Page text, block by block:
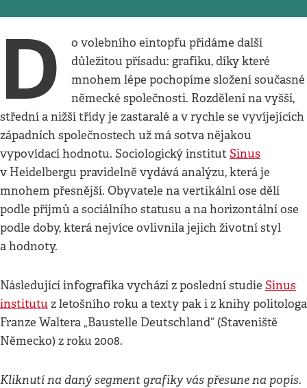
D
o volebního eintopfu přidáme další
důležitou přísadu: grafiku, díky které
mnohem lépe pochopíme složení současné
německé společnosti. Rozdělení na vyšší,
střední a nižší třídy je zastaralé a v rychle se vyvíjejících
západních společnostech už má sotva nějakou
vypovídací hodnotu. Sociologický institut Sinus
v Heidelbergu pravidelně vydává analýzu, která je
mnohem přesnější. Obyvatele na vertikální ose dělí
podle příjmů a sociálního statusu a na horizontální ose
podle doby, která nejvíce ovlivnila jejich životní styl
a hodnoty.
Následující infografika vychází z poslední studie Sinus
institutu z letošního roku a texty pak i z knihy politologa
Franze Waltera „Baustelle Deutschland“ (Staveniště
Německo) z roku 2008.
Kliknutí na daný segment grafiky vás přesune na popis.